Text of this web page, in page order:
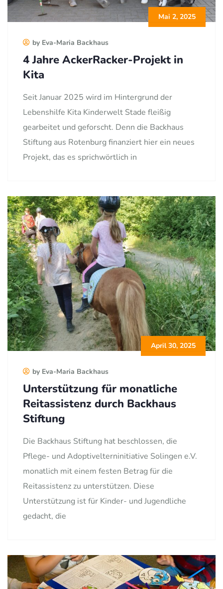
Mai 2, 2025
by Eva-Maria Backhaus
4 Jahre AckerRacker-Projekt in
Kita
Seit Januar 2025 wird im Hintergrund der
Lebenshilfe Kita Kinderwelt Stade fleißig
gearbeitet und geforscht. Denn die Backhaus
Stiftung aus Rotenburg finanziert hier ein neues
Projekt, das es sprichwörtlich in
April 30, 2025
by Eva-Maria Backhaus
Unterstützung für monatliche
Reitassistenz durch Backhaus
Stiftung
Die Backhaus Stiftung hat beschlossen, die
Pflege- und Adoptivelterninitiative Solingen e.V.
monatlich mit einem festen Betrag für die
Reitassistenz zu unterstützen. Diese
Unterstützung ist für Kinder- und Jugendliche
gedacht, die